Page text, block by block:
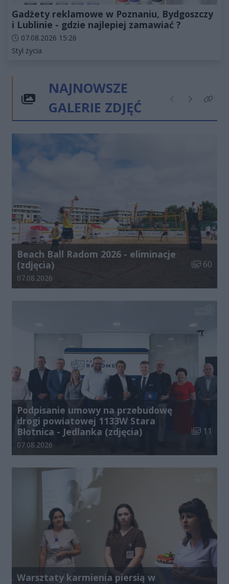
Gadżety reklamowe w Poznaniu, Bydgoszczy
i Lublinie - gdzie najlepiej zamawiać ?
Data dodania artykułu:
07.08.2026 15:26
Kategorie artykułu:
Styl życia
NAJNOWSZE
GALERIE ZDJĘĆ
Poprzednie
NastępneKliknij
Beach Ball Radom 2026 - eliminacje
(zdjęcia)
Liczba
60
Data dodania galerii:
07.08.2026
Podpisanie umowy na przebudowę
drogi powiatowej 1133W Stara
Błotnica - Jedlanka (zdjęcia)
Liczba
11
Data dodania galerii:
07.08.2026
Warsztaty karmienia piersią w